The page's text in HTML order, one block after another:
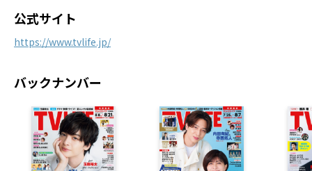
公式サイト
https://www.tvlife.jp/
バックナンバー